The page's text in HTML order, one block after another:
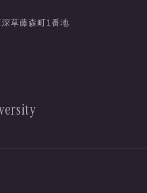
草藤森町1番地